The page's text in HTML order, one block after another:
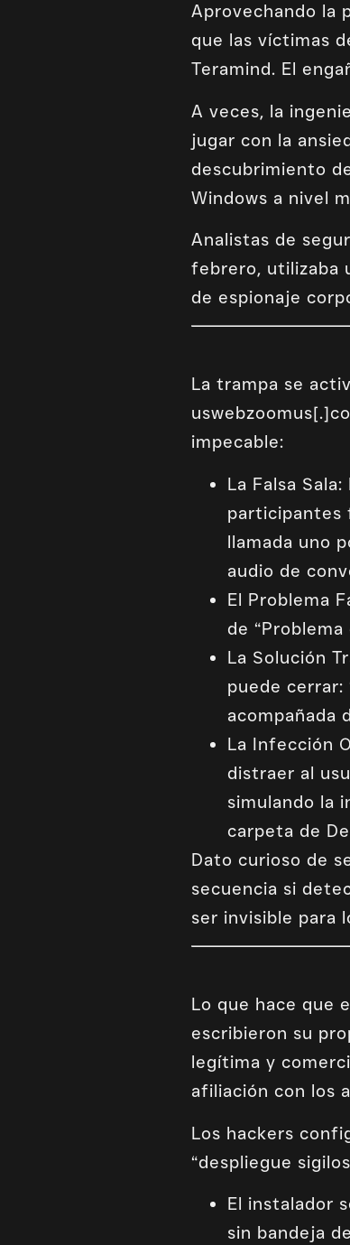
Aprovechando la
que las víctimas
Teramind. El
A veces, la
jugar con la
descubrimiento
Windows a nivel
Analistas de
febrero, utilizaba
de espionaje
La trampa se
impecable:
La Falsa
participantes
llamada uno
audio de
El Problema
de
La Solución
puede cerrar:
acompañada
La Infección
distraer al
simulando la
carpeta de
Dato curioso de
secuencia si
ser invisible para
Lo que hace que
escribieron su
legítima y
afiliación con los
Los hackers
“despliegue
El instalador
sin bandeja